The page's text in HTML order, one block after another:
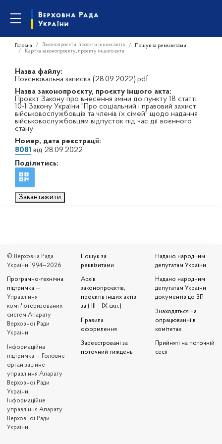
Головна Законопроєкти, проєкти інших актів
Пошук за реквізитами
Картка законопроєкту, проєкту іншого акта
Назва файлу:
Пояснювальна записка (28.09.2022).pdf
Назва законопроєкту, проєкту іншого акта:
Проєкт Закону про внесення зміни до пункту 18 статті
10-1 Закону України "Про соціальний і правовий захист
військовослужбовців та членів їх сімей" щодо надання
військовослужбовцям відпусток під час дії воєнного
стану
Номер, дата реєстрації:
8081 від 28.09.2022
Поділитись:
Завантажити
© Верховна Рада
України 1994—2026
Програмно-технічна
підтримка —
Управління
комп'ютеризованих
систем Апарату
Верховної Ради
України
Iнформаційна
підтримка — Головне
організаційне
управління Апарату
Верховної Ради
України,
Інформаційне
управління Апарату
Верховної Ради
України
Пошук за
реквізитами
Архів
законопроєктів,
проєктів інших актів
за ( III – IX скл.)
Правила
оформлення
Зареєстровані за
поточний тиждень
Надано народним
депутатам України
Надано народним
депутатам України
документів до ЗП
Знаходяться на
опрацюванні в
комітетах
Прийняті на поточній
сесії